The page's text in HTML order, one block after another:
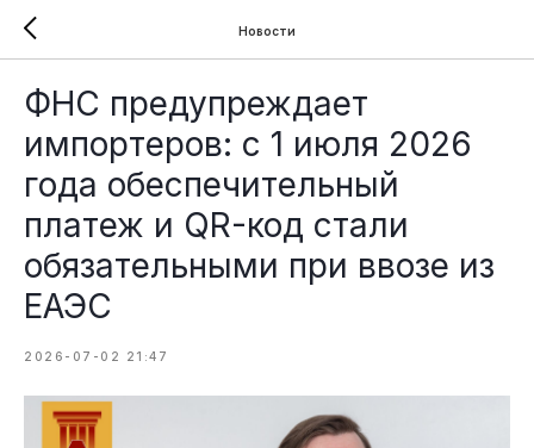
Новости
ФНС предупреждает
импортеров: с 1 июля 2026
года обеспечительный
платеж и QR-код стали
обязательными при ввозе из
ЕАЭС
2026-07-02 21:47